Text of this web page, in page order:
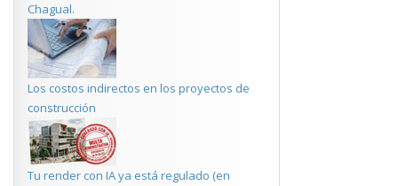
Chagual.
Los costos indirectos en los proyectos de
construcción
Tu render con IA ya está regulado (en